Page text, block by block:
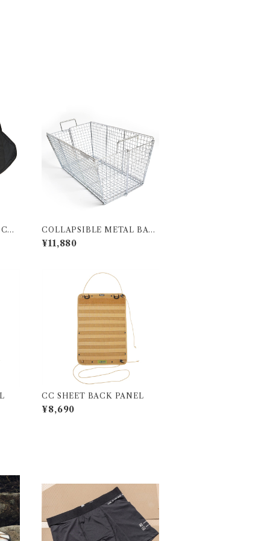
COLLAPSIBLE METAL BAS
KET
¥11,880
CC SHEET BACK PANEL
¥8,690